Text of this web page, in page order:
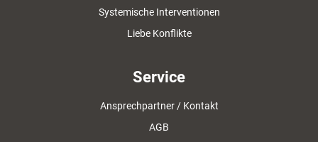
Systemische Interventionen
Liebe Konflikte
Service
Ansprechpartner / Kontakt
AGB